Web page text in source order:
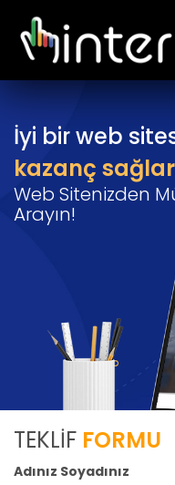
İyi bir web
kazanç
Web Sitenizden
Arayın!
TEKLİF FORMU
Adınız Soyadınız